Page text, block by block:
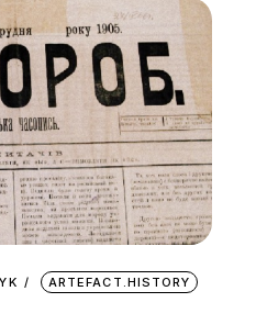
ARTEFACT.HISTORY